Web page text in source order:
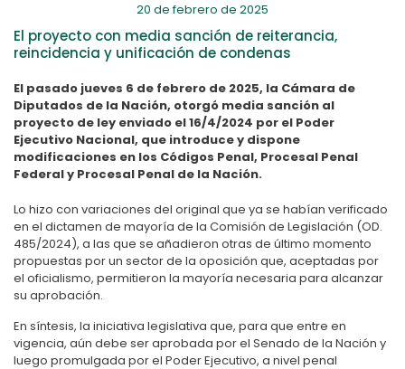
20 de febrero de 2025
El proyecto con media sanción de reiterancia,
reincidencia y unificación de condenas
El pasado jueves 6 de febrero de 2025, la Cámara de
Diputados de la Nación, otorgó media sanción al
proyecto de ley enviado el 16/4/2024 por el Poder
Ejecutivo Nacional, que introduce y dispone
modificaciones en los Códigos Penal, Procesal Penal
Federal y Procesal Penal de la Nación.
Lo hizo con variaciones del original que ya se habían verificado
en el dictamen de mayoría de la Comisión de Legislación (OD.
485/2024), a las que se añadieron otras de último momento
propuestas por un sector de la oposición que, aceptadas por
el oficialismo, permitieron la mayoría necesaria para alcanzar
su aprobación.
En síntesis, la iniciativa legislativa que, para que entre en
vigencia, aún debe ser aprobada por el Senado de la Nación y
luego promulgada por el Poder Ejecutivo, a nivel penal